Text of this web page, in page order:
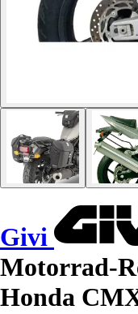
Givi
Motorrad-
Honda